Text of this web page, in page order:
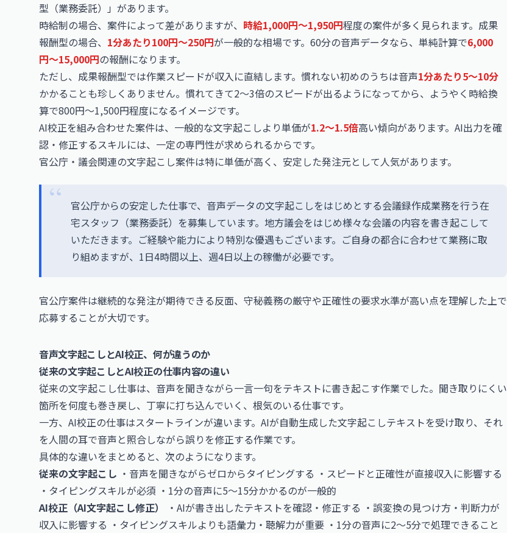
型（業務委託）」があります。
時給制の場合、案件によって差がありますが、 時給1,000円〜1,950円程度の案件が多く見られます。成果
報酬型の場合、 1分あたり100円〜250円が一般的な相場です。60分の音声データなら、単純計算で6,000
円〜15,000円の報酬になります。
ただし、成果報酬型では作業スピードが収入に直結します。慣れない初めのうちは音声1分あたり5〜10分
かかることも珍しくありません。慣れてきて2〜3倍のスピードが出るようになってから、ようやく時給換
算で800円〜1,500円程度になるイメージです。
AI校正を組み合わせた案件は、一般的な文字起こしより単価が1.2〜1.5倍高い傾向があります。AI出力を確
認・修正するスキルには、一定の専門性が求められるからです。
官公庁・議会関連の文字起こし案件は特に単価が高く、安定した発注元として人気があります。
官公庁からの安定した仕事で、音声データの文字起こしをはじめとする会議録作成業務を行う在
宅スタッフ（業務委託）を募集しています。地方議会をはじめ様々な会議の内容を書き起こして
いただきます。ご経験や能力により特別な優遇もございます。ご自身の都合に合わせて業務に取
り組めますが、1日4時間以上、週4日以上の稼働が必要です。
官公庁案件は継続的な発注が期待できる反面、守秘義務の厳守や正確性の要求水準が高い点を理解した上で
応募することが大切です。
音声文字起こしとAI校正、何が違うのか
従来の文字起こしとAI校正の仕事内容の違い
従来の文字起こし仕事は、音声を聞きながら一言一句をテキストに書き起こす作業でした。聞き取りにくい
箇所を何度も巻き戻し、丁寧に打ち込んでいく、根気のいる仕事です。
一方、AI校正の仕事はスタートラインが違います。AIが自動生成した文字起こしテキストを受け取り、それ
を人間の耳で音声と照合しながら誤りを修正する作業です。
具体的な違いをまとめると、次のようになります。
従来の文字起こし ・音声を聞きながらゼロからタイピングする ・スピードと正確性が直接収入に影響する
・タイピングスキルが必須 ・1分の音声に5〜15分かかるのが一般的
AI校正（AI文字起こし修正）
・AIが書き出したテキストを確認・修正する ・誤変換の見つけ方・判断力が
収入に影響する ・タイピングスキルよりも語彙力・聴解力が重要 ・1分の音声に2〜5分で処理できること